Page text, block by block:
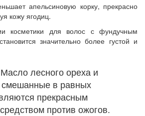
апельсиновую корку, прекрасно
кожу ягодиц.
косметики для волос с фундучным
значительно более густой и
Масло лесного ореха и
смешанные в равных
прекрасным
против ожогов.